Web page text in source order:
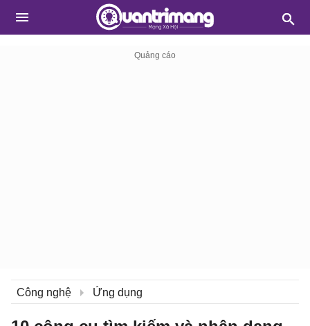
Công nghệ Ứng dụng